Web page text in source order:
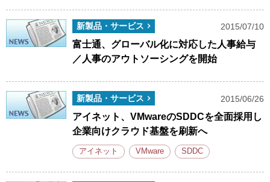
新製品・サービス 2015/07/10
富士通、グローバル化に対応した人事給与
／人事のアウトソーシングを開始
新製品・サービス 2015/06/26
アイネット、VMwareのSDDCを全面採用し
企業向けクラウド基盤を刷新へ
アイネット VMware SDDC